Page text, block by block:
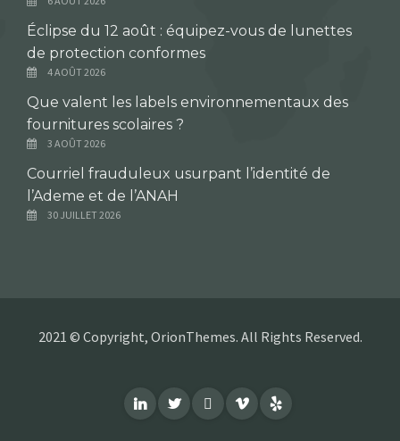
Éclipse du 12 août : équipez-vous de lunettes
de protection conformes
4 AOÛT 2026
Que valent les labels environnementaux des
fournitures scolaires ?
3 AOÛT 2026
Courriel frauduleux usurpant l’identité de
l’Ademe et de l’ANAH
30 JUILLET 2026
2021 © Copyright, OrionThemes. All Rights Reserved.